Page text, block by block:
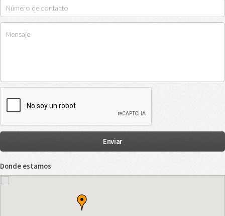
Donde estamos